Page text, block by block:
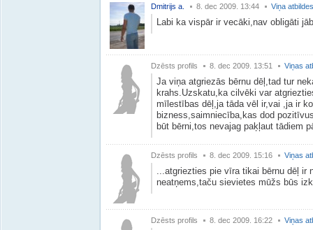
Dmitrijs a. 8. dec 2009. 13:44 Viņa atbildes
Labi ka vispār ir vecāki,nav obligāti
Dzēsts profils 8. dec 2009. 13:51 Viņas
Ja viņa atgriezās bērnu dēļ,tad tur
krahs.Uzskatu,ka cilvēki var
mīlestības dēļ,ja tāda vēl ir,vai ,ja ir
bizness,saimniecība,kas dod
būt bērni,tos nevajag paķļaut tādiem
Dzēsts profils 8. dec 2009. 15:16 Viņas
...atgriezties pie vīra tikai bērnu dēļ ir
neatņems,taču sievietes mūžs būs
Dzēsts profils 8. dec 2009. 16:22 Viņas